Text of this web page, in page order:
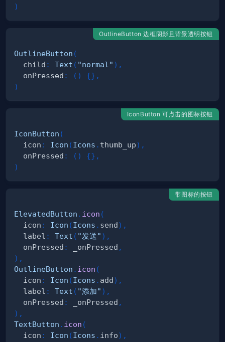
)
OutlineButton 边框阴影且背景透明按钮
OutlineButton (
  child
: Text ( "normal" ) ,
  onPressed
: ( ) {} ,
)
IconButton 可点击的图标按钮
IconButton (
  icon
: Icon (Icons . thumb_up) ,
  onPressed
: ( ) {} ,
)
带图标的按钮
ElevatedButton . icon (
  icon
: Icon (Icons . send) ,
  label
: Text ( "发送" ) ,
  onPressed
: _onPressed ,
) ,
OutlineButton . icon (
  icon
: Icon (Icons . add) ,
  label
: Text ( "添加" ) ,
  onPressed
: _onPressed ,
) ,
TextButton . icon (
  icon
: Icon (Icons . info) ,